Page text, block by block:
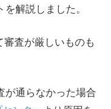
解説しました。
査が厳しいものも
が通らなかった場合